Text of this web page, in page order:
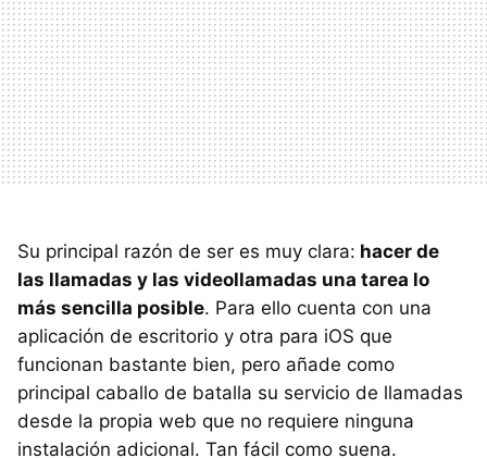
Su principal razón de ser es muy clara: hacer de
las llamadas y las videollamadas una tarea lo
más sencilla posible. Para ello cuenta con una
aplicación de escritorio y otra para iOS que
funcionan bastante bien, pero añade como
principal caballo de batalla su servicio de llamadas
desde la propia web que no requiere ninguna
instalación adicional. Tan fácil como suena.